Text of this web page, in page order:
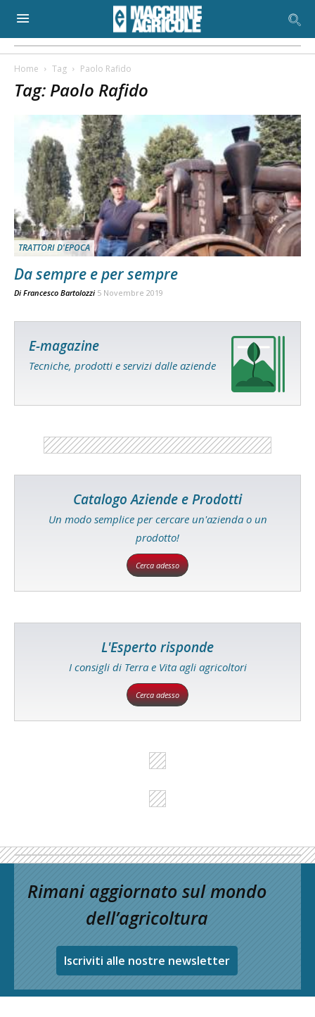
Home Tag Paolo Rafido
Tag: Paolo Rafido
TRATTORI D'EPOCA
Da sempre e per sempre
Di Francesco Bartolozzi 5 Novembre 2019
E-magazine
Tecniche, prodotti e servizi dalle aziende
Catalogo Aziende e Prodotti
Un modo semplice per cercare un'azienda o un
prodotto!
Cerca adesso
L'Esperto risponde
I consigli di Terra e Vita agli agricoltori
Cerca adesso
Rimani aggiornato sul mondo
dell’agricoltura
Iscriviti alle nostre newsletter